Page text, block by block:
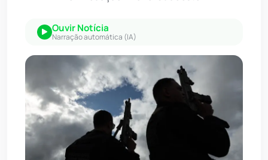
Ouvir Notícia
Narração automática (IA)